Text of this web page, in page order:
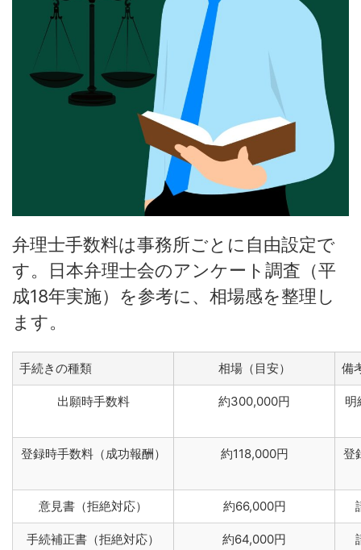
弁理士手数料は事務所ごとに自由設定で
す。日本弁理士会のアンケート調査（平
成18年実施）を参考に、相場感を整理し
ます。
手続きの種類 相場（目安） 備
出願時手数料 約300,000円 明
登録時手数料（成功報酬） 約118,000円 登
意見書（拒絶対応） 約66,000円
手続補正書（拒絶対応） 約64,000円